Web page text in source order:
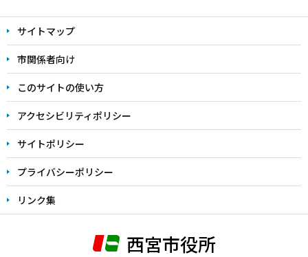
文
こ
こ
ま
で
サイトマップ
市関係者向け
このサイトの使い方
アクセシビリティポリシー
サイトポリシー
プライバシーポリシー
リンク集
西宮市役所